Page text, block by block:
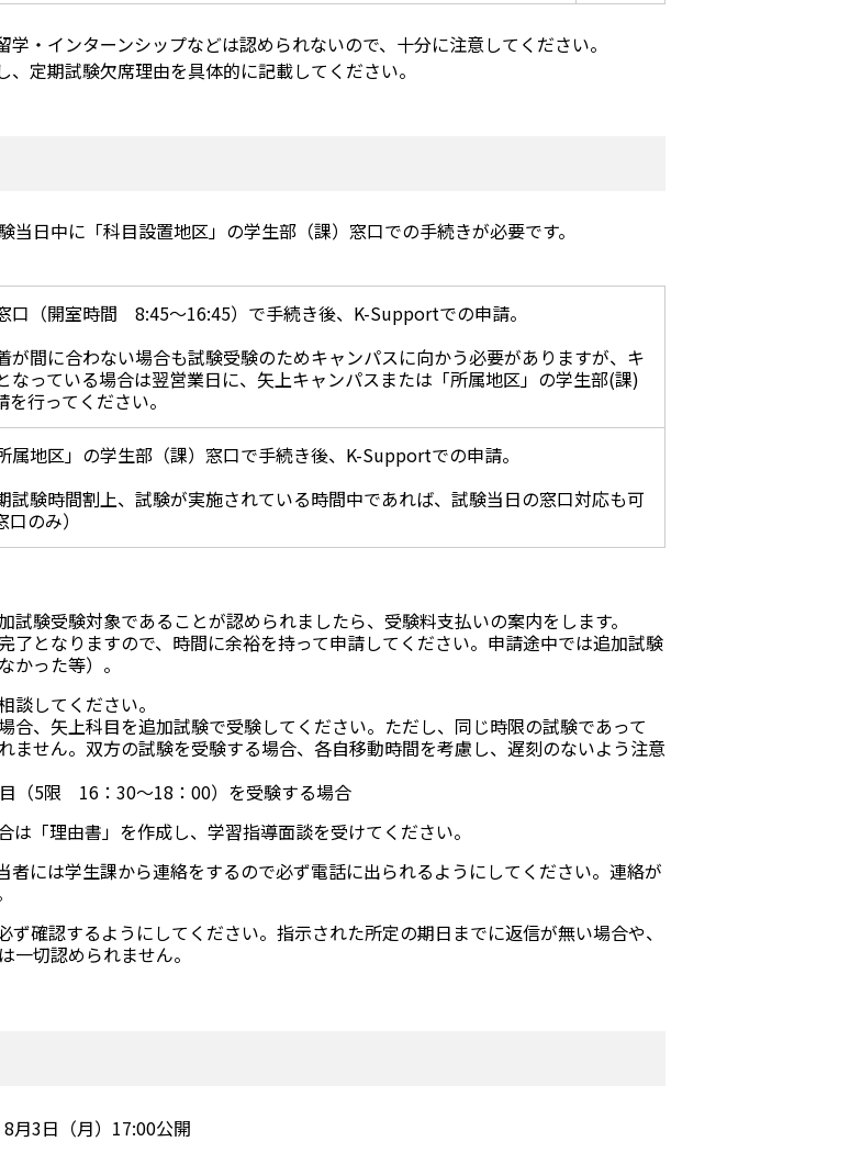
・インターンシップなどは認められないので、十分に注意してください。
定期試験欠席理由を具体的に記載してください。
日中に「科目設置地区」の学生部（課）窓口での手続きが必要です。
口（開室時間 8:45～16:45）で手続き後、K-Supportでの申請。
間に合わない場合も試験受験のためキャンパスに向かう必要がありますが、キ
なっている場合は翌営業日に、矢上キャンパスまたは「所属地区」の学生部(課)
行ってください。
属地区」の学生部（課）窓口で手続き後、K-Supportでの申請。
験時間割上、試験が実施されている時間中であれば、試験当日の窓口対応も可
のみ）
験受験対象であることが認められましたら、受験料支払いの案内をします。
了となりますので、時間に余裕を持って申請してください。申請途中では追加試験
った等）。
してください。
、矢上科目を追加試験で受験してください。ただし、同じ時限の試験であって
ません。双方の試験を受験する場合、各自移動時間を考慮し、遅刻のないよう注意
5限 16：30～18：00）を受験する場合
「理由書」を作成し、学習指導面談を受けてください。
には学生課から連絡をするので必ず電話に出られるようにしてください。連絡が
確認するようにしてください。指示された所定の期日までに返信が無い場合や、
切認められません。
8月3日（月）17:00公開